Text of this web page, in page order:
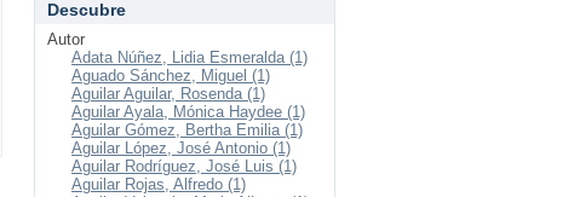
Descubre
Autor
Adata Núñez, Lidia Esmeralda (1)
Aguado Sánchez, Miguel (1)
Aguilar Aguilar, Rosenda (1)
Aguilar Ayala, Mónica Haydee (1)
Aguilar Gómez, Bertha Emilia (1)
Aguilar López, José Antonio (1)
Aguilar Rodríguez, José Luis (1)
Aguilar Rojas, Alfredo (1)